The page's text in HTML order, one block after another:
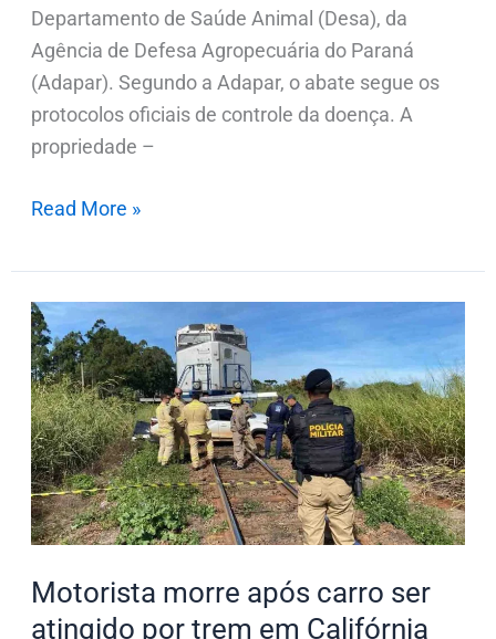
Departamento de Saúde Animal (Desa), da
Agência de Defesa Agropecuária do Paraná
(Adapar). Segundo a Adapar, o abate segue os
protocolos oficiais de controle da doença. A
propriedade –
Read More »
Motorista morre após carro ser
atingido por trem em Califórnia
Motorista
morre
após
carro
ser
atingido
por
trem
Califórnia